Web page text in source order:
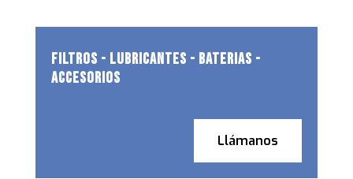
FILTROS - LUBRICANTES - BATERIAS -
ACCESORIOS
Llámanos